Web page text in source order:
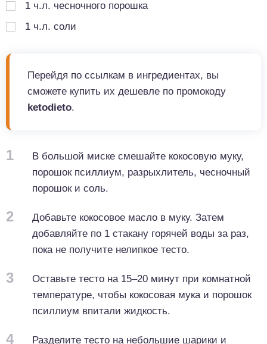
1 ч.л. чесночного порошка
1 ч.л. соли
Перейдя по ссылкам в ингредиентах, вы
сможете купить их дешевле по промокоду
ketodieto.
1
В большой миске смешайте кокосовую муку,
порошок псиллиум, разрыхлитель, чесночный
порошок и соль.
2
Добавьте кокосовое масло в муку. Затем
добавляйте по 1 стакану горячей воды за раз,
пока не получите нелипкое тесто.
3
Оставьте тесто на 15–20 минут при комнатной
температуре, чтобы кокосовая мука и порошок
псиллиум впитали жидкость.
4 Разделите тесто на небольшие шарики и